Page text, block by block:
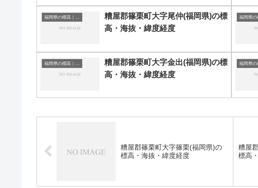
糟屋郡篠栗町大字尾仲(福岡県)の標
高・海抜・緯度経度
糟屋郡篠栗町大字金出(福岡県)の標
高・海抜・緯度経度
糟屋郡篠栗町大字篠栗(福岡県)の
標高・海抜・緯度経度
糟屋
標高